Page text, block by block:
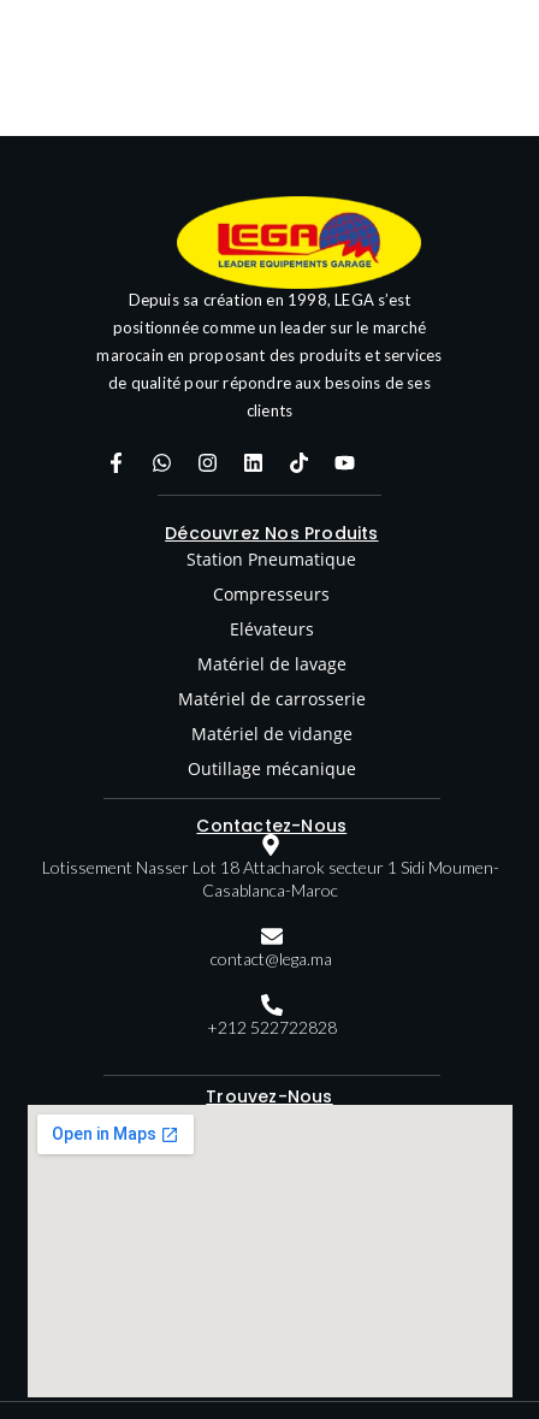
Depuis sa création en 1998, LEGA s’est
positionnée comme un leader sur le marché
marocain en proposant des produits et services
de qualité pour répondre aux besoins de ses
clients
Découvrez Nos Produits
Station Pneumatique
Compresseurs
Elévateurs
Matériel de lavage
Matériel de carrosserie
Matériel de vidange
Outillage mécanique
Contactez-Nous
Lotissement Nasser Lot 18 Attacharok secteur 1 Sidi Moumen-
Casablanca-Maroc
contact@lega.ma
+212 522722828
Trouvez-Nous